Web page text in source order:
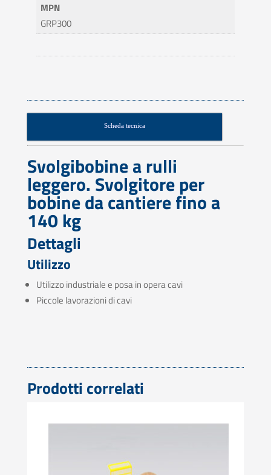
MPN
GRP300
Scheda tecnica
Svolgibobine a rulli
leggero. Svolgitore per
bobine da cantiere fino a
140 kg
Dettagli
Utilizzo
Utilizzo industriale e posa in opera cavi
Piccole lavorazioni di cavi
Prodotti correlati